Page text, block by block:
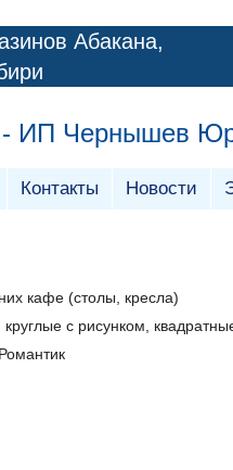
Абакана,
- ИП Чернышев
Контакты Новости
кафе (столы, кресла)
круглые с рисунком,